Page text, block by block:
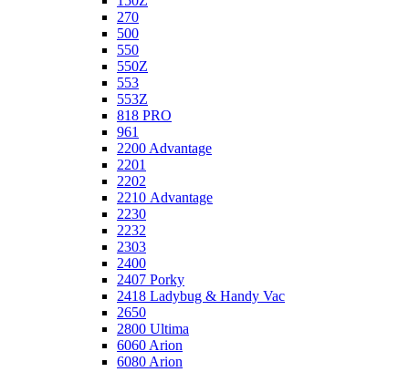
270
500
550
550Z
553
553Z
818 PRO
961
2200 Advantage
2201
2202
2210 Advantage
2230
2232
2303
2400
2407 Porky
2418 Ladybug & Handy Vac
2650
2800 Ultima
6060 Arion
6080 Arion